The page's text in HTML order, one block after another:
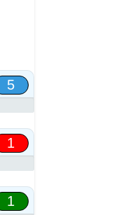
5
1
1